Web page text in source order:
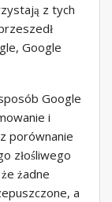
z tych
Google
Google
i
porównanie
złośliwego
żadne
a